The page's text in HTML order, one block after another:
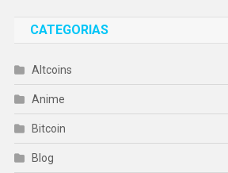
CATEGORIAS
Altcoins
Anime
Bitcoin
Blog